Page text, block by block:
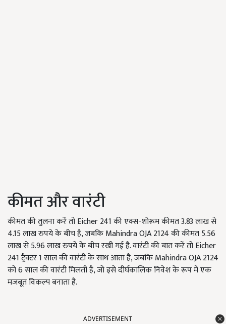
कीमत और वारंटी
कीमत की तुलना करें तो Eicher 241 की एक्स-शोरूम कीमत 3.83 लाख से
4.15 लाख रुपये के बीच है, जबकि Mahindra OJA 2124 की कीमत 5.56
लाख से 5.96 लाख रुपये के बीच रखी गई है. वारंटी की बात करें तो Eicher
241 ट्रैक्टर 1 साल की वारंटी के साथ आता है, जबकि Mahindra OJA 2124
को 6 साल की वारंटी मिलती है, जो इसे दीर्घकालिक निवेश के रूप में एक
मजबूत विकल्प बनाता है.
ADVERTISEMENT